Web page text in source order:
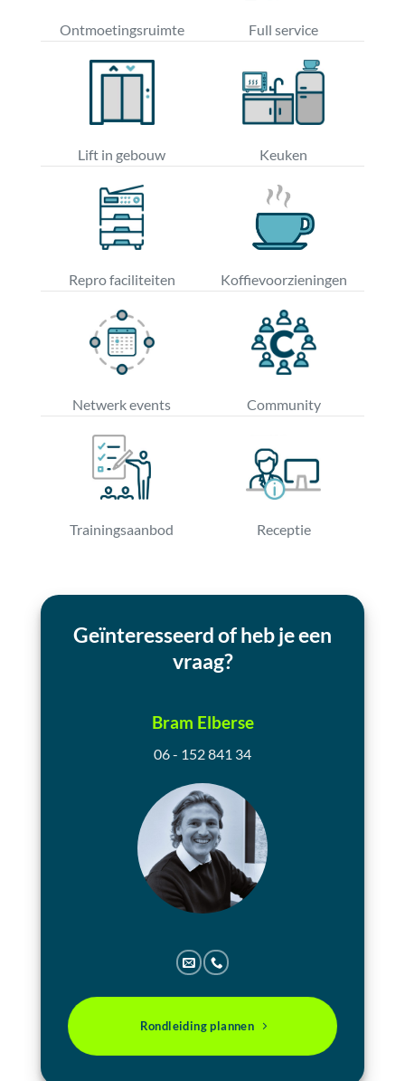
Ontmoetingsruimte Full service
Lift in gebouw Keuken
Repro faciliteiten Koffievoorzieningen
Netwerk events Community
Trainingsaanbod Receptie
Geïnteresseerd of heb je een
vraag?
Bram Elberse
06 - 152 841 34
Rondleiding plannen